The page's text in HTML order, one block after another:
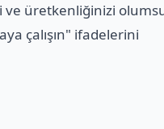
ve üretkenliğinizi
çalışın" ifadelerini